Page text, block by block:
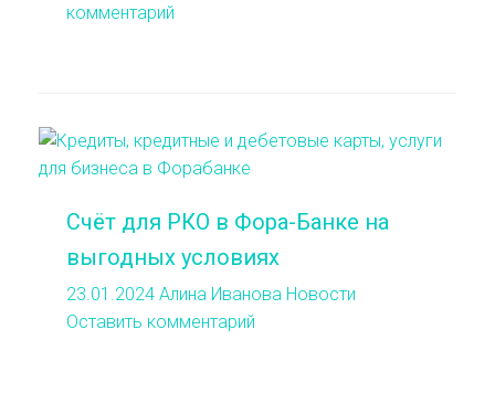
комментарий
Счёт для РКО в Фора-Банке на
выгодных условиях
23.01.2024 Алина Иванова Новости
Оставить комментарий